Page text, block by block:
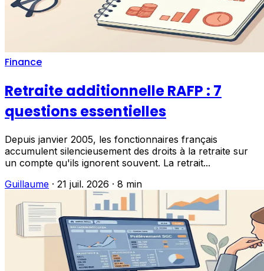
Finance
Retraite additionnelle RAFP : 7
questions essentielles
Depuis janvier 2005, les fonctionnaires français
accumulent silencieusement des droits à la retraite sur
un compte qu'ils ignorent souvent. La retrait...
Guillaume · 21 juil. 2026 · 8 min